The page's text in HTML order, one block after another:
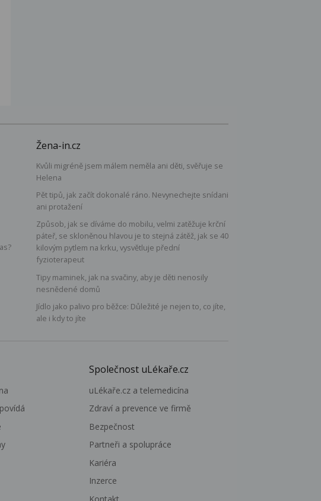
Žena-in.cz
Kvůli migréně jsem málem neměla ani děti, svěřuje se
Helena
Pět tipů, jak začít dokonalé ráno. Nevynechejte snídani
ani protažení
Způsob, jak se díváme do mobilu, velmi zatěžuje krční
páteř, se skloněnou hlavou je to stejná zátěž, jak se 40
kilovým pytlem na krku, vysvětluje přední
fyzioterapeut
Tipy maminek, jak na svačiny, aby je děti nenosily
nesnědené domů
Jídlo jako palivo pro běžce: Důležité je nejen to, co jíte,
ale i kdy to jíte
Společnost uLékaře.cz
uLékaře.cz a telemedicína
Zdraví a prevence ve firmě
Bezpečnost
Partneři a spolupráce
Kariéra
Inzerce
Kontakt